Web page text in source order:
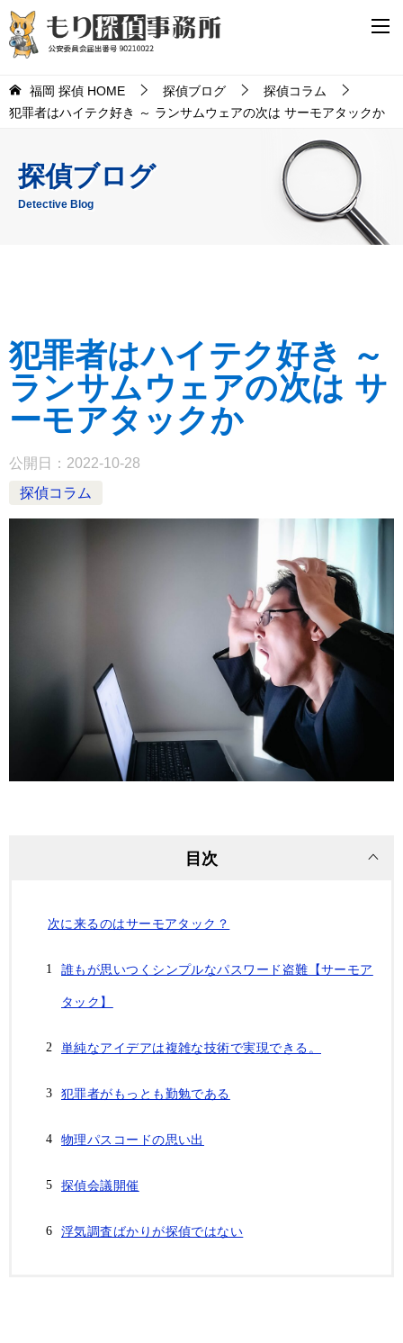
福岡 探偵 HOME 探偵ブログ
探偵コラム
犯罪者はハイテク好き ～ ランサムウェアの次は サーモアタックか
探偵ブログ
Detective Blog
犯罪者はハイテク好き ～
ランサムウェアの次は サ
ーモアタックか
公開日： 2022-10-28
探偵コラム
目次
次に来るのはサーモアタック？
誰もが思いつくシンプルなパスワード盗難【サーモア
タック】
単純なアイデアは複雑な技術で実現できる。
犯罪者がもっとも勤勉である
物理パスコードの思い出
探偵会議開催
浮気調査ばかりが探偵ではない